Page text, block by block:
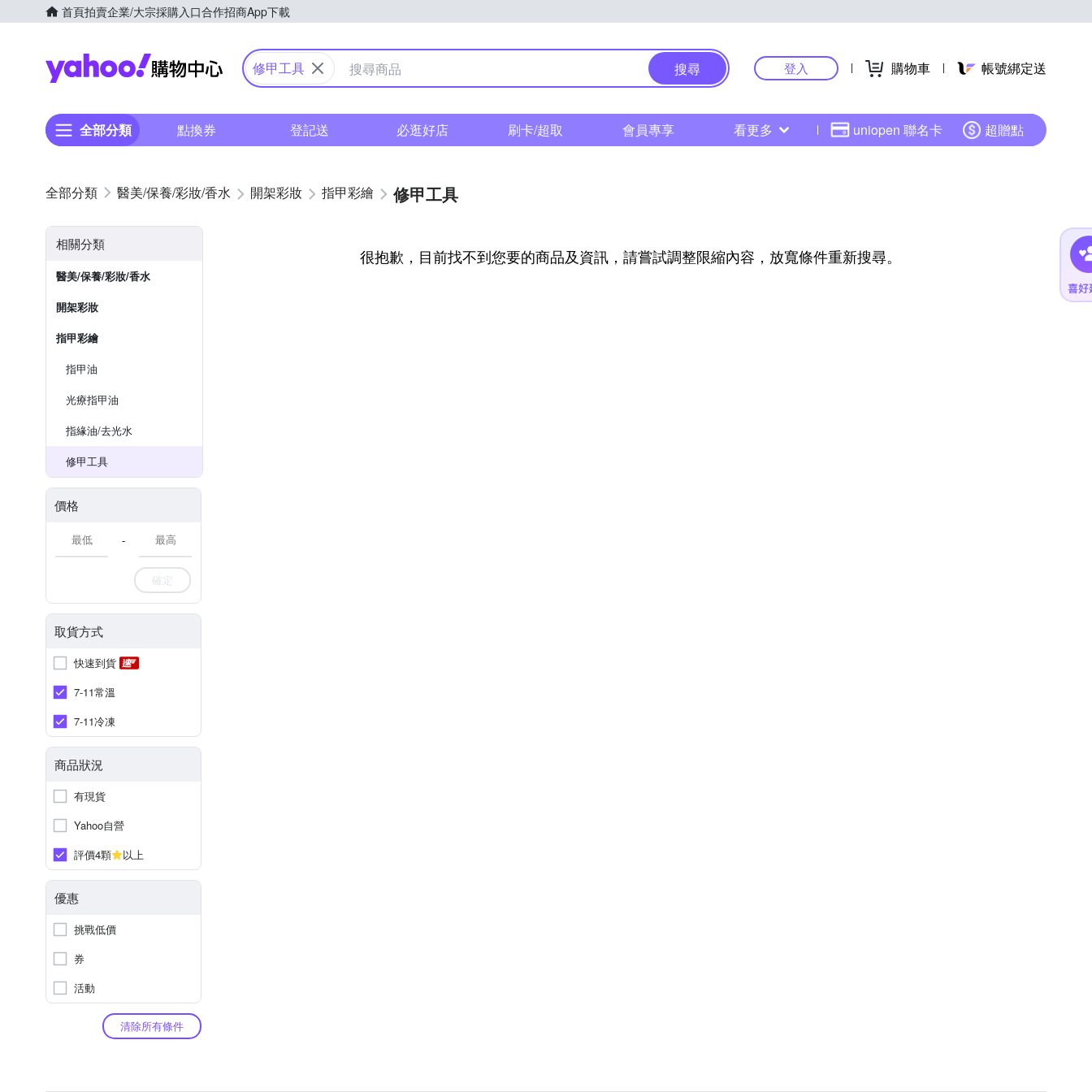
首頁拍賣企業/大宗採購入口合作招商App下載
Yahoo購物中心
修甲工具 搜尋 登入 購物車 帳號綁定送
全部分類 點換券 登記送 必逛好店 刷卡/超取 會員專享 看更多 uniopen 聯名卡 超贈點
醫美/保養/彩妝/香水 開架彩妝 指甲彩繪 修甲工具
相關分類
醫美/保養/彩妝/香水
開架彩妝
指甲彩繪
指甲油
光療指甲油
指緣油/去光水
修甲工具
價格
-
確定
取貨方式
快速到貨
7-11常溫
7-11冷凍
商品狀況
有現貨
Yahoo自營
評價4顆
以上
優惠
挑戰低價
券
活動
清除所有條件
很抱歉，目前找不到您要的商品及資訊，請嘗試調整限縮內容，放寬條件重新搜尋。